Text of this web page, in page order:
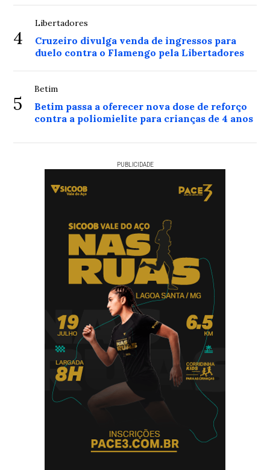
4
Libertadores
Cruzeiro divulga venda de ingressos para
duelo contra o Flamengo pela Libertadores
5
Betim
Betim passa a oferecer nova dose de reforço
contra a poliomielite para crianças de 4 anos
PUBLICIDADE